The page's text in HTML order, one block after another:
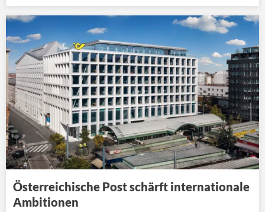
Österreichische Post schärft internationale
Ambitionen